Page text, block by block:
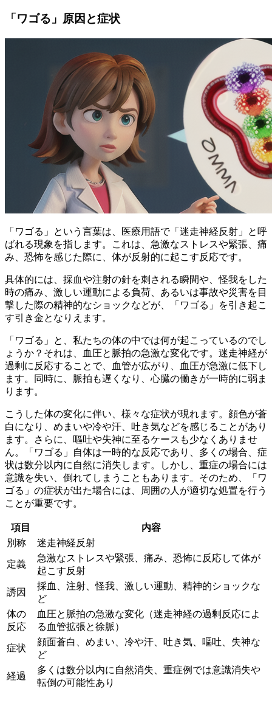
「ワゴる」原因と症状
「 ワゴる 」という言葉は、医療用語で「迷走神経反射」と呼
ばれる現象を指します。これは、急激なストレスや緊張、痛
み、恐怖を感じた際に、体が反射的に起こす反応です。
具体的には、採血や注射の針を刺される瞬間や、怪我をした
時の痛み、激しい運動による負荷、あるいは事故や災害を目
撃した際の精神的なショックなどが、「ワゴる」を引き起こ
す引き金となりえます。
「ワゴる」と、私たちの体の中では何が起こっているのでし
ょうか？それは、
血圧と脈拍の急激な変化です。迷走神経が
過剰に反応することで、血管が広がり、血圧が急激に低下し
ます。同時に、脈拍も遅くなり、心臓の働きが一時的に弱ま
ります。
こうした体の変化に伴い、様々な症状が現れます。顔色が蒼
白になり、めまいや冷や汗、吐き気などを感じることがあり
ます。さらに、嘔吐や失神に至るケースも少なくありませ
ん。「ワゴる」自体は一時的な反応であり、多くの場合、症
状は数分以内に自然に消失します。しかし、 重症の場合には
意識を失い、倒れてしまう こともあります。そのため、「ワ
ゴる」の症状が出た場合には、周囲の人が適切な処置を行う
ことが重要です。
項目
内容
別称
迷走神経反射
定義
急激なストレスや緊張、痛み、恐怖に反応して体が
起こす反射
誘因
採血、注射、怪我、激しい運動、精神的ショックな
ど
体の
反応
血圧と脈拍の急激な変化（迷走神経の過剰反応によ
る血管拡張と徐脈）
症状
顔面蒼白、めまい、冷や汗、吐き気、嘔吐、失神な
ど
経過
多くは数分以内に自然消失、重症例では意識消失や
転倒の可能性あり